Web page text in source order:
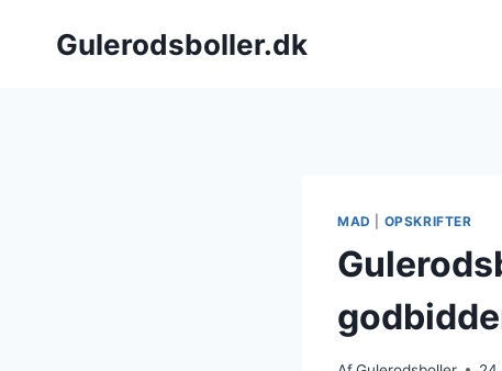
Gulerodsboller.dk
MAD OPSKRIFTER